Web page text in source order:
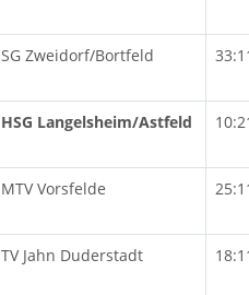
SG Zweidorf/Bortfeld
HSG Langelsheim/Astfeld
MTV Vorsfelde
TV Jahn Duderstadt